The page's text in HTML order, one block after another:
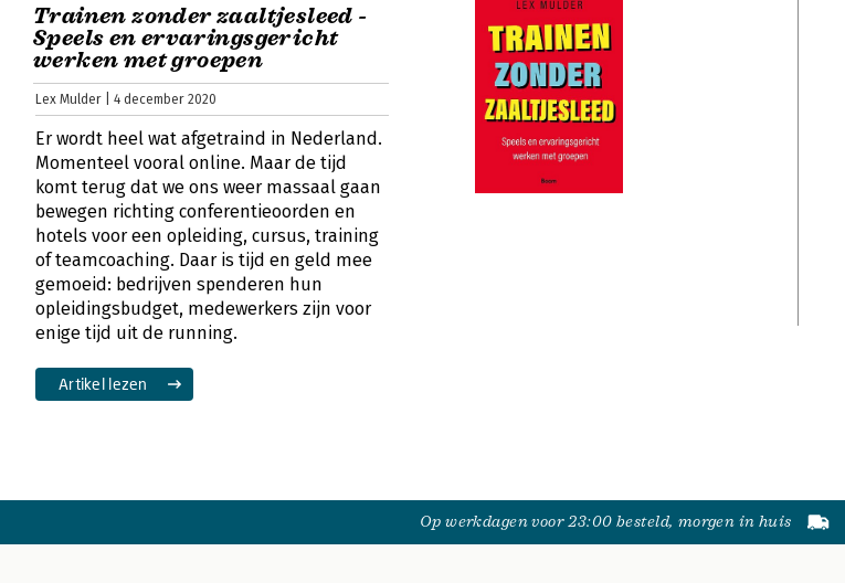
Trainen zonder zaaltjesleed -
Speels en ervaringsgericht
werken met groepen
Lex Mulder | 4 december 2020
Er wordt heel wat afgetraind in Nederland.
Momenteel vooral online. Maar de tijd
komt terug dat we ons weer massaal gaan
bewegen richting conferentieoorden en
hotels voor een opleiding, cursus, training
of teamcoaching. Daar is tijd en geld mee
gemoeid: bedrijven spenderen hun
opleidingsbudget, medewerkers zijn voor
enige tijd uit de running.
Artikel lezen
Op werkdagen voor 23:00 besteld, morgen in huis